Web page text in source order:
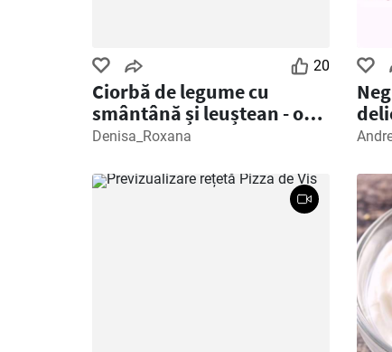
20
Ciorbă de legume cu
smântână și leuștean - o
rețetă ușoară și delicioasă,
vegetarieni
Denisa_Roxana